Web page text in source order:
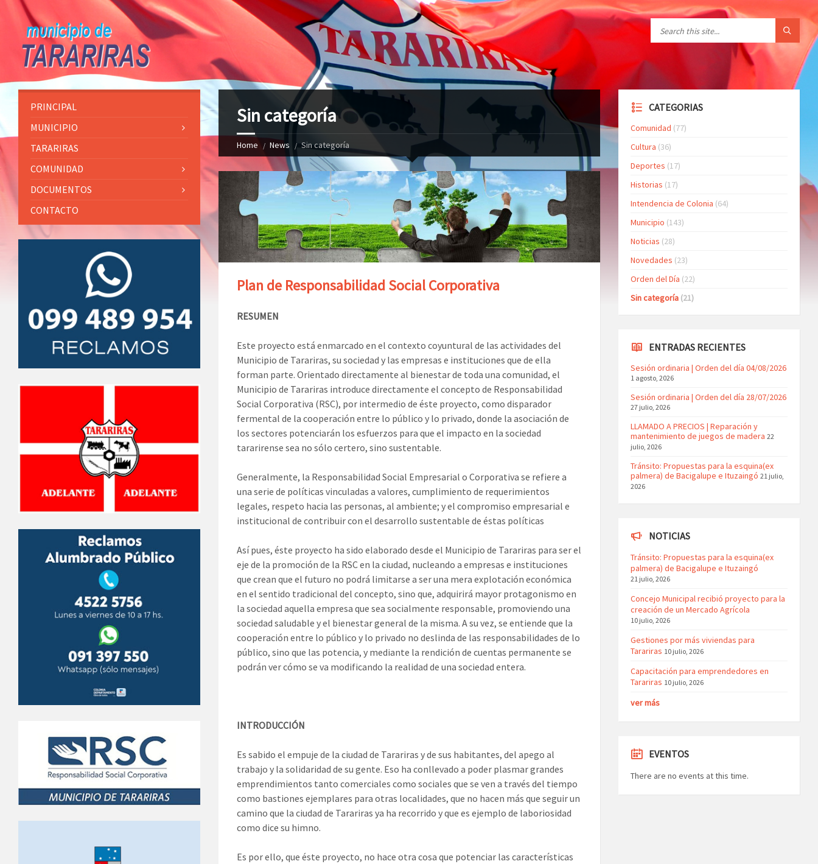
Sin categoría
Home News Sin categoría
Plan de Responsabilidad Social Corporativa
RESUMEN
Este proyecto está enmarcado en el contexto coyuntural de las actividades del
Municipio de Tarariras, su sociedad y las empresas e instituciones que de ella
forman parte. Orientado directamente al bienestar de toda una comunidad, el
Municipio de Tarariras introduce directamente el concepto de Responsabilidad
Social Corporativa (RSC), por intermedio de éste proyecto, como disparador
fermental de la cooperación entre lo público y lo privado, donde la asociación de
los sectores potenciarán los esfuerzos para que el impacto en la sociedad
tararirense sea no sólo certero, sino sustentable.
Generalmente, la Responsabilidad Social Empresarial o Corporativa se refiere a
una serie de políticas vinculadas a valores, cumplimiento de requerimientos
legales, respeto hacia las personas, al ambiente; y el compromiso empresarial e
institucional de contribuir con el desarrollo sustentable de éstas políticas
Así pues, éste proyecto ha sido elaborado desde el Municipio de Tarariras para ser el
eje de la promoción de la RSC en la ciudad, nucleando a empresas e instituciones
que crean que el futuro no podrá limitarse a ser una mera explotación económica
en el sentido tradicional del concepto, sino que, adquirirá mayor protagonismo en
la sociedad aquella empresa que sea socialmente responsable, promoviendo una
sociedad saludable y el bienestar general de la misma. A su vez, se entiende que la
cooperación entre lo público y lo privado no deslinda de las responsabilidades de lo
público, sino que las potencia, y mediante la rendición de cuentas permanente se
podrán ver cómo se va modificando la realidad de una sociedad entera.
INTRODUCCIÓN
Es sabido el empuje de la ciudad de Tarariras y de sus habitantes, del apego al
trabajo y la solidaridad de su gente. Eso ha conllevado a poder plasmar grandes
emprendimientos tanto comerciales como sociales que se ven a través del tiempo
como bastiones ejemplares para otras localidades, que no hacen más que seguir un
camino que la ciudad de Tarariras ya ha recorrido y que es ejemplo de laboriosidad
como dice su himno.
Es por ello, que éste proyecto, no hace otra cosa que potenciar las características
PRINCIPAL
MUNICIPIO
TARARIRAS
COMUNIDAD
DOCUMENTOS
CONTACTO
CATEGORIAS
Comunidad (77)
Cultura (36)
Deportes (17)
Historias (17)
Intendencia de Colonia (64)
Municipio (143)
Noticias (28)
Novedades (23)
Orden del Día (22)
Sin categoría(21)
ENTRADAS RECIENTES
Sesión ordinaria | Orden del día 04/08/2026
1 agosto, 2026
Sesión ordinaria | Orden del día 28/07/2026
27 julio, 2026
LLAMADO A PRECIOS | Reparación y
mantenimiento de juegos de madera 22
julio, 2026
Tránsito: Propuestas para la esquina(ex
palmera) de Bacigalupe e Ituzaingó 21 julio,
2026
NOTICIAS
Tránsito: Propuestas para la esquina(ex
palmera) de Bacigalupe e Ituzaingó
21 julio, 2026
Concejo Municipal recibió proyecto para la
creación de un Mercado Agrícola
10 julio, 2026
Gestiones por más viviendas para
Tarariras 10 julio, 2026
Capacitación para emprendedores en
Tarariras 10 julio, 2026
ver más
EVENTOS
There are no events at this time.